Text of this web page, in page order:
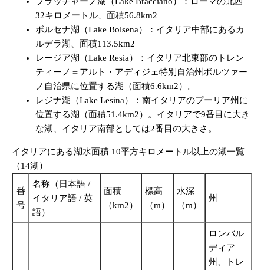
32キロメートル、面積56.8km2
ボルセナ湖（Lake Bolsena）：イタリア中部にあるカ
ルデラ湖、面積113.5km2
レージア湖（Lake Resia）：イタリア北東部のトレン
ティーノ＝アルト・アディジェ特別自治州ボルツァー
ノ自治県に位置する湖（面積6.6km2）。
レジナ湖（Lake Lesina）：南イタリアのプーリア州に
位置する湖（面積51.4km2）。イタリアで9番目に大き
な湖、イタリア南部としては2番目の大きさ。
イタリアにある湖水面積 10平方キロメートル以上の湖一覧
（14湖）
番
号
名称（日本語 /
イタリア語 / 英
語）
面積
（km2）
標高
（m）
水深
（m）
州
ロンバル
ディア
州、トレ